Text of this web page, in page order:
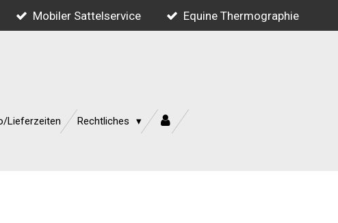
Mobiler Sattelservice Equine Thermographie
Lieferzeiten Rechtliches